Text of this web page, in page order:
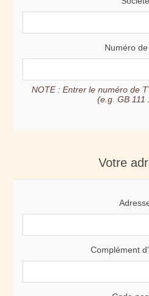
Numéro de
NOTE : Entrer le numéro de
(e.g. GB 111
Votre
Complément